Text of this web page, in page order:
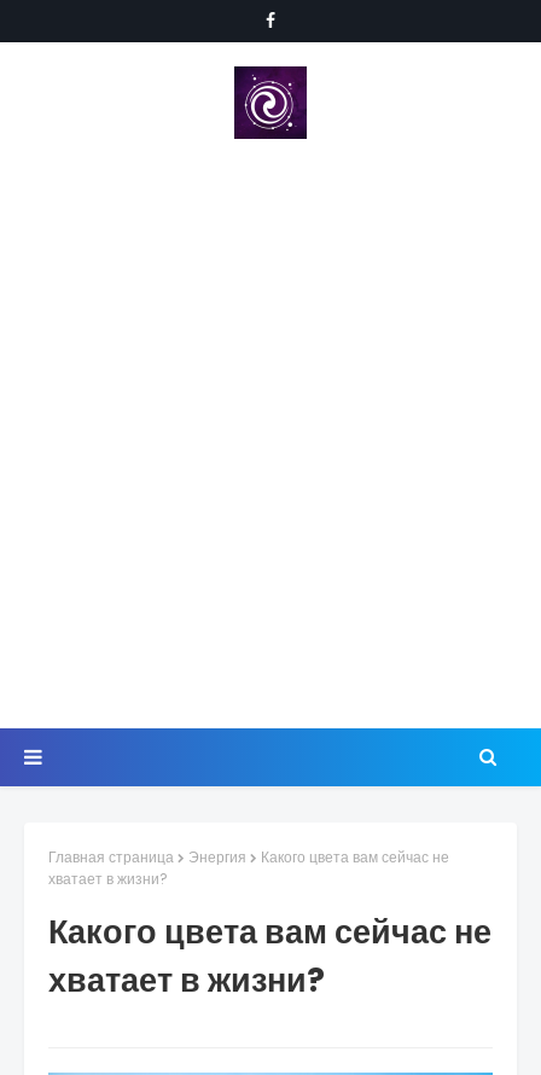
Главная страница Энергия
Какого цвета вам сейчас не
хватает в жизни?
Какого цвета вам сейчас не
хватает в жизни?